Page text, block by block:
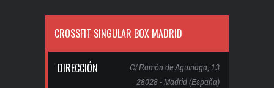
CROSSFIT SINGULAR BOX MADRID
DIRECCIÓN
C/ Ramón de Aguinaga, 13
28028 - Madrid (España)